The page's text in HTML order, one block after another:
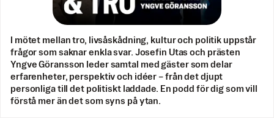
I mötet mellan tro, livsåskådning, kultur och politik uppstår
frågor som saknar enkla svar. Josefin Utas och prästen
Yngve Göransson leder samtal med gäster som delar
erfarenheter, perspektiv och idéer – från det djupt
personliga till det politiskt laddade. En podd för dig som vill
förstå mer än det som syns på ytan.